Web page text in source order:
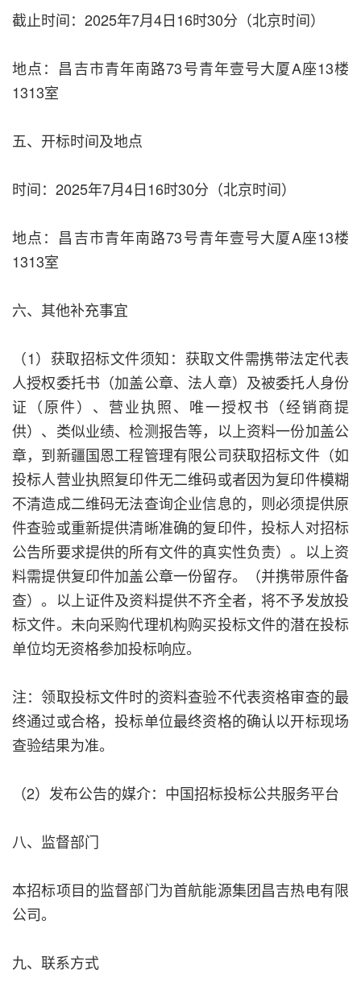
截止时间：2025年7月4日16时30分（北京时间）
地点：昌吉市青年南路73号青年壹号大厦A座13楼
1313室
五、开标时间及地点
时间：2025年7月4日16时30分（北京时间）
地点：昌吉市青年南路73号青年壹号大厦A座13楼
1313室
六、其他补充事宜
（1）获取招标文件须知：获取文件需携带法定代表
人授权委托书（加盖公章、法人章）及被委托人身份
证（原件）、营业执照、唯一授权书（经销商提
供）、类似业绩、检测报告等，以上资料一份加盖公
章，到新疆国恩工程管理有限公司获取招标文件（如
投标人营业执照复印件无二维码或者因为复印件模糊
不清造成二维码无法查询企业信息的，则必须提供原
件查验或重新提供清晰准确的复印件，投标人对招标
公告所要求提供的所有文件的真实性负责）。以上资
料需提供复印件加盖公章一份留存。（并携带原件备
查）。以上证件及资料提供不齐全者，将不予发放投
标文件。未向采购代理机构购买投标文件的潜在投标
单位均无资格参加投标响应。
注：领取投标文件时的资料查验不代表资格审查的最
终通过或合格，投标单位最终资格的确认以开标现场
查验结果为准。
（2）发布公告的媒介：中国招标投标公共服务平台
八、监督部门
本招标项目的监督部门为首航能源集团昌吉热电有限
公司。
九、联系方式